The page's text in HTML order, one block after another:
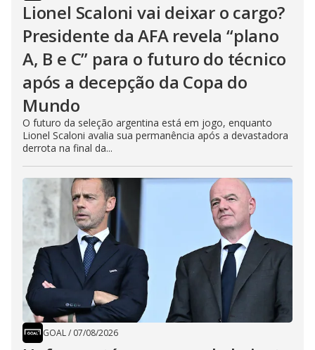
Lionel Scaloni vai deixar o cargo?
Presidente da AFA revela “plano
A, B e C” para o futuro do técnico
após a decepção da Copa do
Mundo
O futuro da seleção argentina está em jogo, enquanto
Lionel Scaloni avalia sua permanência após a devastadora
derrota na final da...
GOAL/ 07/08/2026